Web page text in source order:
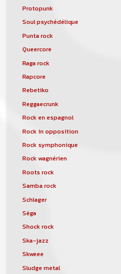
Protopunk
Soul psychédélique
Punta rock
Queercore
Raga rock
Rapcore
Rebetiko
Reggaecrunk
Rock en espagnol
Rock in opposition
Rock symphonique
Rock wagnérien
Roots rock
Samba rock
Schlager
Séga
Shock rock
Ska-jazz
Skweee
Sludge metal